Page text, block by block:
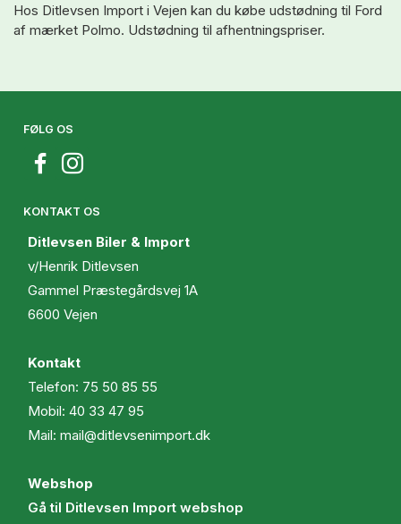
Hos Ditlevsen Import i Vejen kan du købe udstødning til Ford
af mærket Polmo. Udstødning til afhentningspriser.
FØLG OS
KONTAKT OS
Ditlevsen Biler & Import
v/Henrik Ditlevsen
Gammel Præstegårdsvej 1A
6600 Vejen
Kontakt
Telefon: 75 50 85 55
Mobil: 40 33 47 95
Mail: mail@ditlevsenimport.dk
Webshop
Gå til Ditlevsen Import webshop